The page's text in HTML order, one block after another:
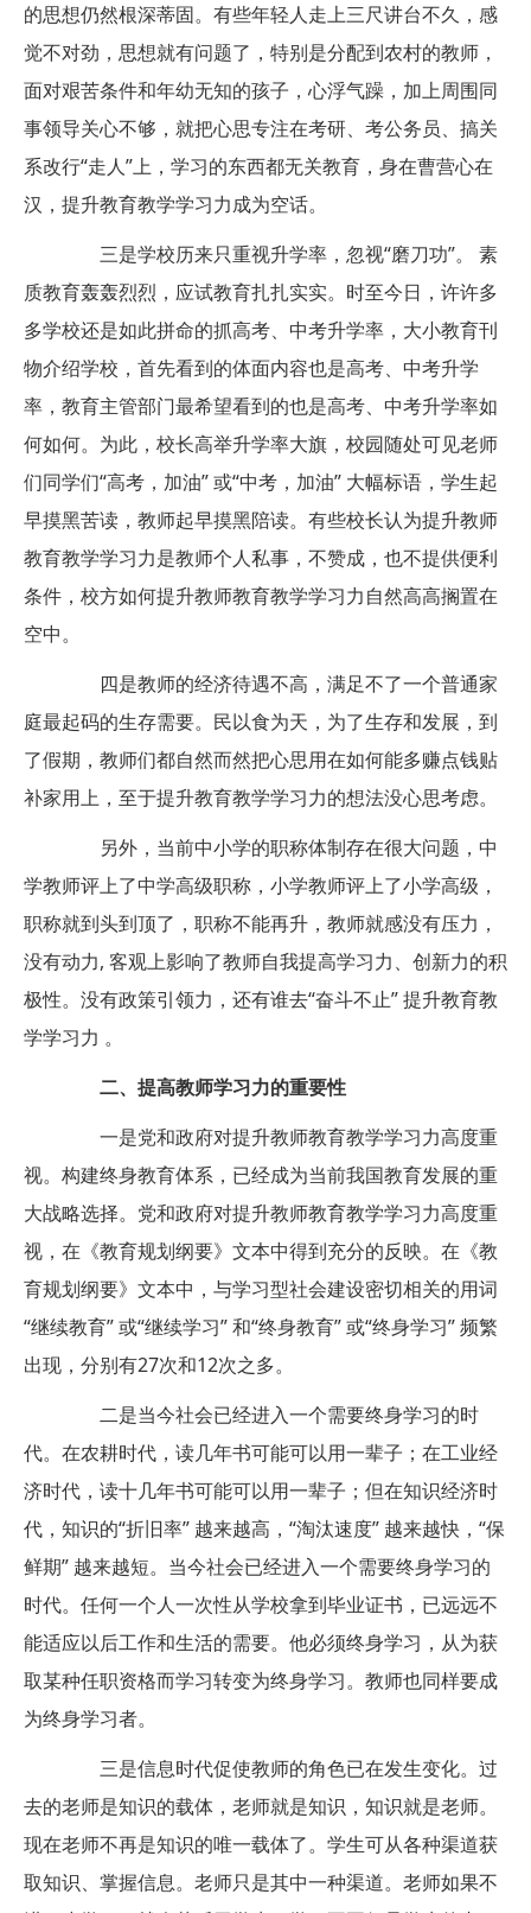
的思想仍然根深蒂固。有些年轻人走上三尺讲台不久，感
觉不对劲，思想就有问题了，特别是分配到农村的教师，
面对艰苦条件和年幼无知的孩子，心浮气躁，加上周围同
事领导关心不够，就把心思专注在考研、考公务员、搞关
系改行“走人”上，学习的东西都无关教育，身在曹营心在
汉，提升教育教学学习力成为空话。
三是学校历来只重视升学率，忽视“磨刀功”。 素
质教育轰轰烈烈，应试教育扎扎实实。时至今日，许许多
多学校还是如此拼命的抓高考、中考升学率，大小教育刊
物介绍学校，首先看到的体面内容也是高考、中考升学
率，教育主管部门最希望看到的也是高考、中考升学率如
何如何。为此，校长高举升学率大旗，校园随处可见老师
们同学们“高考，加油” 或“中考，加油” 大幅标语，学生起
早摸黑苦读，教师起早摸黑陪读。有些校长认为提升教师
教育教学学习力是教师个人私事，不赞成，也不提供便利
条件，校方如何提升教师教育教学学习力自然高高搁置在
空中。
四是教师的经济待遇不高，满足不了一个普通家
庭最起码的生存需要。民以食为天，为了生存和发展，到
了假期，教师们都自然而然把心思用在如何能多赚点钱贴
补家用上，至于提升教育教学学习力的想法没心思考虑。
另外，当前中小学的职称体制存在很大问题，中
学教师评上了中学高级职称，小学教师评上了小学高级，
职称就到头到顶了，职称不能再升，教师就感没有压力，
没有动力, 客观上影响了教师自我提高学习力、创新力的积
极性。没有政策引领力，还有谁去“奋斗不止” 提升教育教
学学习力 。
二、提高教师学习力的重要性
一是党和政府对提升教师教育教学学习力高度重
视。构建终身教育体系，已经成为当前我国教育发展的重
大战略选择。党和政府对提升教师教育教学学习力高度重
视，在《教育规划纲要》文本中得到充分的反映。在《教
育规划纲要》文本中，与学习型社会建设密切相关的用词
“继续教育” 或“继续学习” 和“终身教育” 或“终身学习” 频繁
出现，分别有27次和12次之多。
二是当今社会已经进入一个需要终身学习的时
代。在农耕时代，读几年书可能可以用一辈子；在工业经
济时代，读十几年书可能可以用一辈子；但在知识经济时
代，知识的“折旧率” 越来越高，“淘汰速度” 越来越快，“保
鲜期” 越来越短。当今社会已经进入一个需要终身学习的
时代。任何一个人一次性从学校拿到毕业证书，已远远不
能适应以后工作和生活的需要。他必须终身学习，从为获
取某种任职资格而学习转变为终身学习。教师也同样要成
为终身学习者。
三是信息时代促使教师的角色已在发生变化。过
去的老师是知识的载体，老师就是知识，知识就是老师。
现在老师不再是知识的唯一载体了。学生可从各种渠道获
取知识、掌握信息。老师只是其中一种渠道。老师如果不